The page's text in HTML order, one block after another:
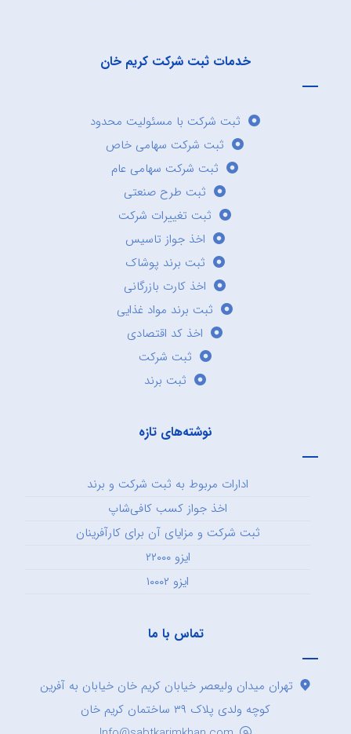
خدمات ثبت شرکت کریم خان
ثبت شرکت با مسئولیت محدود
ثبت شرکت سهامی خاص
ثبت شرکت سهامی عام
ثبت طرح صنعتی
ثبت تغییرات شرکت
اخذ جواز تاسیس
ثبت برند پوشاک
اخذ کارت بازرگانی
ثبت برند مواد غذایی
اخذ کد اقتصادی
ثبت شرکت
ثبت برند
نوشته‌های تازه
ادارات مربوط به ثبت شرکت و برند
اخذ جواز کسب کافی‌شاپ
ثبت شرکت و مزایای آن برای کارآفرینان
ایزو ۲۲۰۰۰
ایزو ۱۰۰۰۲
تماس با ما
تهران میدان ولیعصر خیابان کریم خان خیابان به آفرین
کوچه ولدی پلاک ۳۹ ساختمان کریم خان